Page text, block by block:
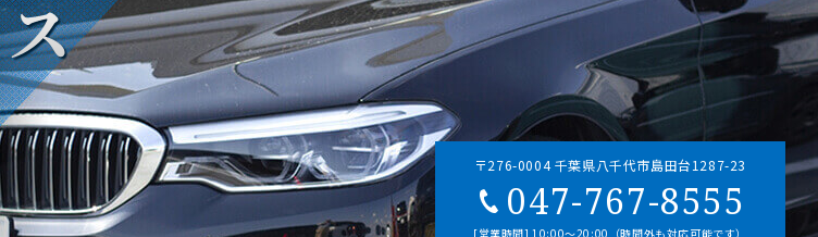
〒276-0004 千葉県八千代市島田台1287-23
047-767-8555
[営業時間] 10:00～20:00（時間外も対応可能です）